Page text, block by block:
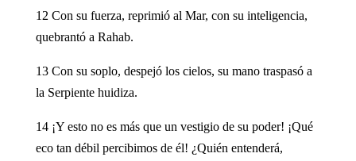
12 Con su fuerza, reprimió al Mar, con su inteligencia,
quebrantó a Rahab.
13 Con su soplo, despejó los cielos, su mano traspasó a
la Serpiente huidiza.
14 ¡Y esto no es más que un vestigio de su poder! ¡Qué
eco tan débil percibimos de él! ¿Quién entenderá,